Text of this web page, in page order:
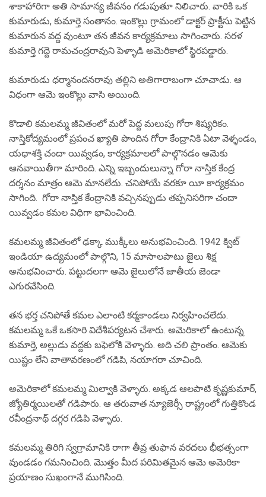
శాకాహారిగా అతి సామాన్య జీవనం గడుపుతూ నిలిచారు. వారికి ఒక
కుమారుడు, కుమార్తె సంతానం. ఇంకొల్లు గ్రామంలో డాక్టర్ ప్రాక్టీసు పెట్టిన
కుమారున వద్ద వుంటూ తన జీవన కార్యక్రమాలు సాగించారు. సరళ
కుమార్తె గద్దె రామచంద్రరావుని పెళ్ళాడి అమెరికాలో స్థిరపడ్డారు.
కుమారుడు ధర్మానందనరావు తల్లిని అతిగారాబంగా చూచాడు. ఆ
విధంగా ఆమె ఇంకొల్లు వాసి అయింది.
కొడాలి కమలమ్మ జీవితంలో మరో పెద్ద మలుపు గోరా శిష్యరికం.
నాస్తికోద్యమంలో ప్రపంచ ఖ్యాతి పొందిన గోరా కేంద్రానికి ఏటా వెళ్ళండం,
యధాశక్తి చందా యివ్వడం, కార్యక్రమాలలో పాల్గొనడం ఆమెకు
ఆనవాయితీగా మారింది. ఎన్ని ఇబ్బందులున్నా గోరా నాస్తిక కేంద్ర
దర్శనం మాత్రం ఆమె మానలేదు. చనిపోయే వరకూ యీ కార్యక్రమం
సాగింది. గోరా నాస్తిక కేంద్రానికి వచ్చినప్పుడు తప్పనిసరిగా చందా
యివ్వడం కమల విధిగా భావించింది.
కమలమ్మ జీవితంలో ఢక్కా ముక్కీలు అనుభవించింది. 1942 క్విట్
ఇండియా ఉద్యమంలో పాల్గొని, 15 మాసాలపాటు జైలు శిక్ష
అనుభవించారు. పట్టుదలగా ఆమె జైలులోనే జాతీయ జెండా
ఎగురవేసింది.
తన భర్త చనిపోతే కమల ఎలాంటి కర్మకాండలు నిర్వహించలేదు.
కమలమ్మ ఒకే ఒకసారి విదేశీపర్యటన చేశారు. అమెరికాలో ఉంటున్న
కుమార్తె, అల్లుడు వద్దకు బఫెలోకి వెళ్ళారు. అది చలి ప్రాంతం. ఆమెకు
యిష్టం లేని వాతావరణంలో గడిపి, నయాగరా చూచింది.
అమెరికాలో కమలమ్మ మిల్వాకి వెళ్ళారు. అక్కడ ఆలపాటి కృష్ణకుమార్,
జ్యోతిర్మయిలతో గడిపారు. ఆ తరువాత న్యూజెర్సీ రాష్ట్రంలో గుత్తికొండ
రవీంద్రనాథ్ దగ్గర గడిపి వెళ్ళారు.
కమలమ్మ తిరిగి స్వగ్రామానికి రాగా తీవ్ర తుఫాన వరదలు భీభత్సంగా
వుండడం గమనించింది. మొత్తం మీద పరిమితమైన ఆమె అమెరికా
ప్రయాణం సుఖంగానే ముగిసింది.